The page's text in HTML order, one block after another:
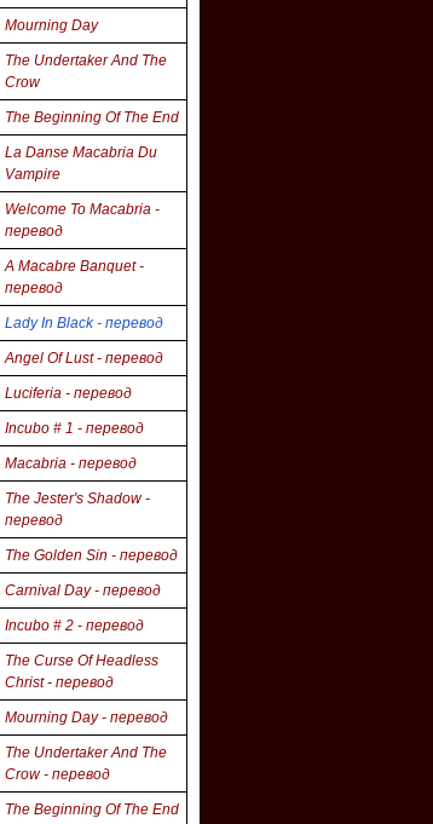
Mourning Day
The Undertaker And The
Crow
The Beginning Of The End
La Danse Macabria Du
Vampire
Welcome To Macabria -
перевод
A Macabre Banquet -
перевод
Lady In Black - перевод
Angel Of Lust - перевод
Luciferia - перевод
Incubo # 1 - перевод
Macabria - перевод
The Jester's Shadow -
перевод
The Golden Sin - перевод
Carnival Day - перевод
Incubo # 2 - перевод
The Curse Of Headless
Christ - перевод
Mourning Day - перевод
The Undertaker And The
Crow - перевод
The Beginning Of The End